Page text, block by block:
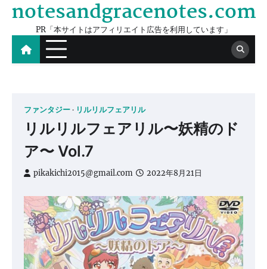
Skip
content
notesandgracenotes.com
PR「本サイトはアフィリエイト広告を利用しています」
ファンタジー リルリルフェアリル
リルリルフェアリル〜妖精のド
ア〜 Vol.7
pikakichi2015@gmail.com 2022年8月21日